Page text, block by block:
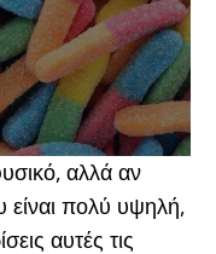
αλλά αν
είναι πολύ υψηλή,
αυτές τις